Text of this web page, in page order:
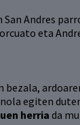
San Andres
eta
bezala,
egiten
herria da